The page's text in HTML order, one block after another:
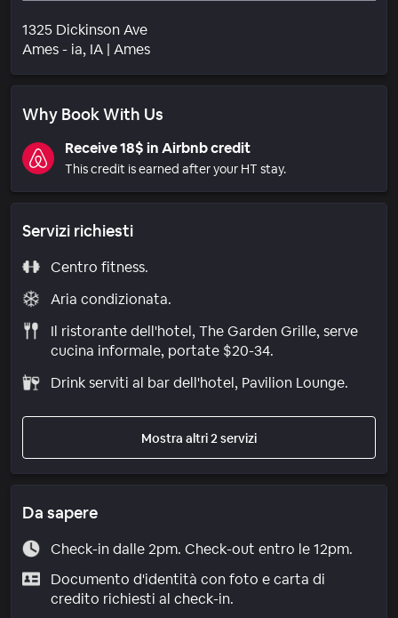
1325 Dickinson Ave
Ames - ia, IA | AmesQuartiere
Why Book With Us
Receive 18$ in Airbnb credit
This credit is earned after your HT stay.
Servizi richiesti
Centro fitness.
Aria condizionata.
Il ristorante dell'hotel, The Garden Grille, serve
cucina informale, portate $20-34.
Drink serviti al bar dell'hotel, Pavilion Lounge.
Mostra altri 2 servizi
Da sapere
Check-in dalle 2pm. Check-out entro le 12pm.
Documento d'identità con foto e carta di
credito richiesti al check-in.